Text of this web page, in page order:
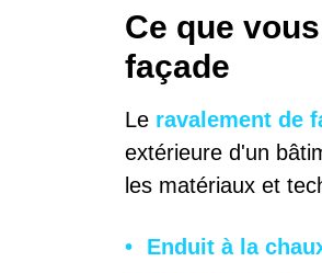
Ce que
façade
Le ravalement de
extérieure d'un
les matériaux et
Enduit à la